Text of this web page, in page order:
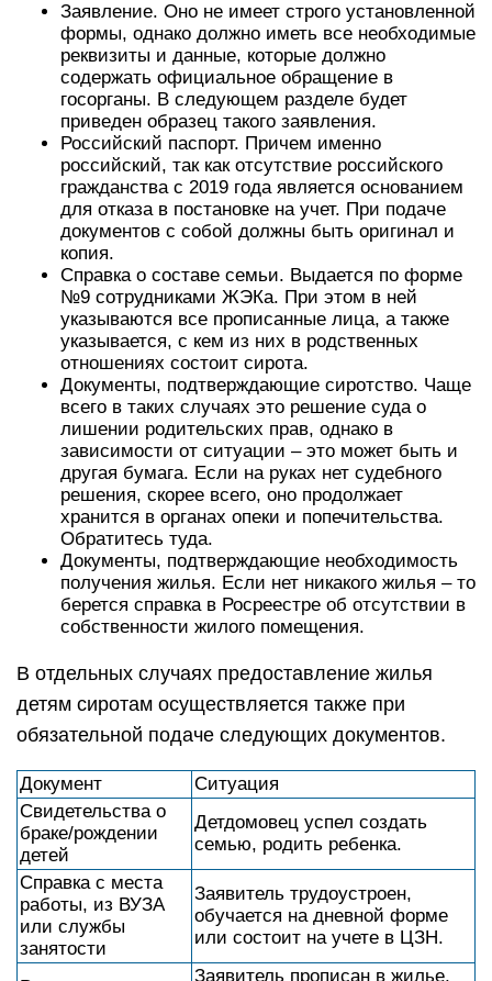
Заявление. Оно не имеет строго установленной
формы, однако должно иметь все необходимые
реквизиты и данные, которые должно
содержать официальное обращение в
госорганы. В следующем разделе будет
приведен образец такого заявления.
Российский паспорт. Причем именно
российский, так как отсутствие российского
гражданства с 2019 года является основанием
для отказа в постановке на учет. При подаче
документов с собой должны быть оригинал и
копия.
Справка о составе семьи. Выдается по форме
№9 сотрудниками ЖЭКа. При этом в ней
указываются все прописанные лица, а также
указывается, с кем из них в родственных
отношениях состоит сирота.
Документы, подтверждающие сиротство. Чаще
всего в таких случаях это решение суда о
лишении родительских прав, однако в
зависимости от ситуации – это может быть и
другая бумага. Если на руках нет судебного
решения, скорее всего, оно продолжает
хранится в органах опеки и попечительства.
Обратитесь туда.
Документы, подтверждающие необходимость
получения жилья. Если нет никакого жилья – то
берется справка в Росреестре об отсутствии в
собственности жилого помещения.
В отдельных случаях предоставление жилья
детям сиротам осуществляется также при
обязательной подаче следующих документов.
Документ
Ситуация
Свидетельства о
браке/рождении
детей
Детдомовец успел создать
семью, родить ребенка.
Справка с места
работы, из ВУЗА
или службы
занятости
Заявитель трудоустроен,
обучается на дневной форме
или состоит на учете в ЦЗН.
Заявитель прописан в жилье,